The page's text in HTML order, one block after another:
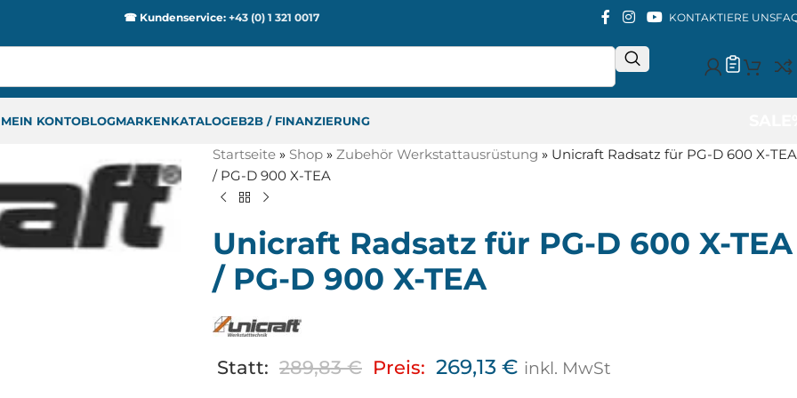
☎ Kundenservice:+43 (0) 1 321 0017 KONTAKTIERE UNS
MEIN KONTOBLOGMARKENKATALOGEB2B / FINANZIERUNG
Startseite » Shop » Zubehör Werkstattausrüstung » Unicraft Radsatz für PG-D 600 X-TEA
/ PG-D 900 X-TEA
Unicraft Radsatz für PG-D 600 X-TEA
/ PG-D 900 X-TEA
Statt: 289,83€ Preis: 269,13 € inkl. MwSt